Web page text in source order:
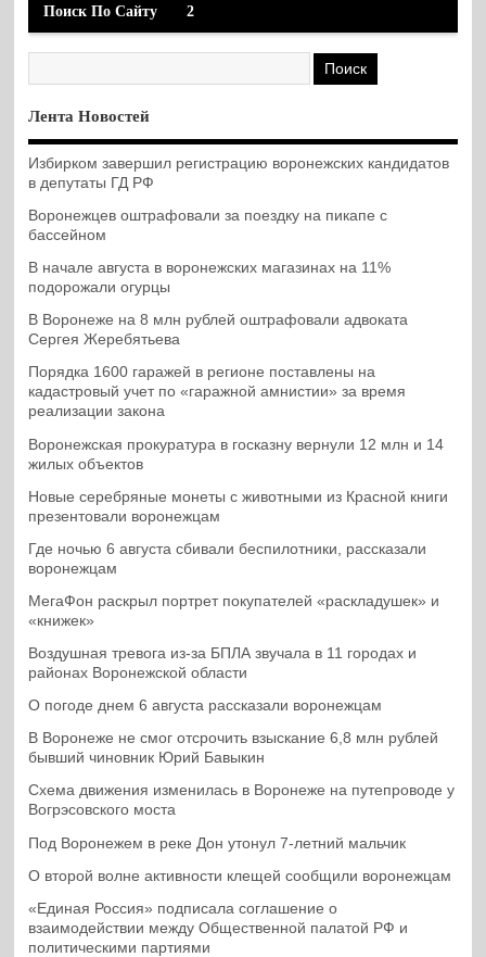
Поиск По Сайту 2
Лента Новостей
Избирком завершил регистрацию воронежских кандидатов
в депутаты ГД РФ
Воронежцев оштрафовали за поездку на пикапе с
бассейном
В начале августа в воронежских магазинах на 11%
подорожали огурцы
В Воронеже на 8 млн рублей оштрафовали адвоката
Сергея Жеребятьева
Порядка 1600 гаражей в регионе поставлены на
кадастровый учет по «гаражной амнистии» за время
реализации закона
Воронежская прокуратура в госказну вернули 12 млн и 14
жилых объектов
Новые серебряные монеты с животными из Красной книги
презентовали воронежцам
Где ночью 6 августа сбивали беспилотники, рассказали
воронежцам
МегаФон раскрыл портрет покупателей «раскладушек» и
«книжек»
Воздушная тревога из-за БПЛА звучала в 11 городах и
районах Воронежской области
О погоде днем 6 августа рассказали воронежцам
В Воронеже не смог отсрочить взыскание 6,8 млн рублей
бывший чиновник Юрий Бавыкин
Схема движения изменилась в Воронеже на путепроводе у
Вогрэсовского моста
Под Воронежем в реке Дон утонул 7-летний мальчик
О второй волне активности клещей сообщили воронежцам
«Единая Россия» подписала соглашение о
взаимодействии между Общественной палатой РФ и
политическими партиями